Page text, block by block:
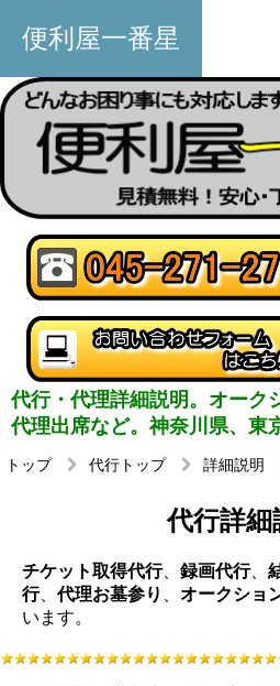
便利屋一番星
代行・代理詳細説明。オーク
代理出席など。神奈川県、東
トップ 代行トップ 詳細説明
代行詳細
チケット取得代行、 録画代行、
行、代理お墓参り オークショ
います。